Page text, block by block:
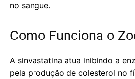
no sangue.
Como Funciona o
A sinvastatina atua inibindo a
pela produção de colesterol no